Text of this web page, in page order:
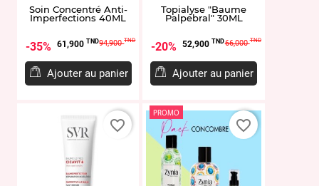
Soin Concentré Anti-
Imperfections 40ML
35% Prix
61,900 TNDPrix
base
94,900TND
Ajouter au panier
Topialyse "Baume
Palpebral" 30ML
20% Prix
52,900 TNDPrix
base
66,000TND
Ajouter au panier
favorite_border
PROMO
favorite_border